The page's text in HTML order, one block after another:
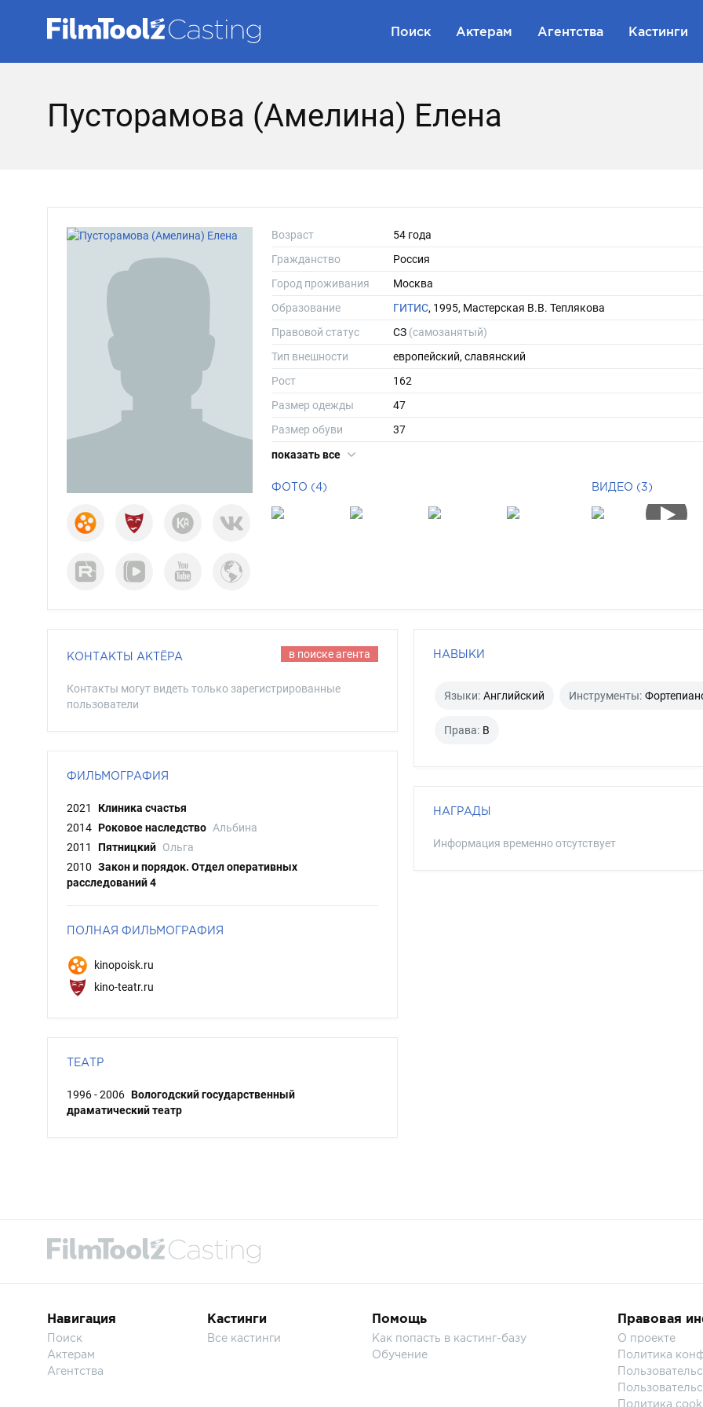
Поиск Актерам Агентства Кастинги
Пусторамова (Амелина) Елена
Возраст
54 года
Гражданство
Россия
Город проживания
Москва
Образование
ГИТИС, 1995, Мастерская В.В. Теплякова
Правовой статус
СЗ (самозанятый)
Тип внешности
европейский, славянский
Рост
162
Размер одежды
47
Размер обуви
37
Длина волос
показать все
ФОТО (4) ВИДЕО (3)
КОНТАКТЫ АКТЁРА в поиске агента
Контакты могут видеть только зарегистрированные
пользователи
ФИЛЬМОГРАФИЯ
2021
Клиника счастья
2014 Роковое наследство Альбина
2011
Пятницкий Ольга
2010 Закон и порядок. Отдел оперативных
расследований 4
ПОЛНАЯ ФИЛЬМОГРАФИЯ
kinopoisk.ru
kino-teatr.ru
ТЕАТР
1996 - 2006 Вологодский государственный
драматический театр
НАВЫКИ
Языки: Английский Инструменты:
Права: B
НАГРАДЫ
Информация временно отсутствует
Навигация
Поиск
Актерам
Агентства
Кастинги
Все кастинги
Помощь
Как попасть в кастинг-базу
Обучение
Правовая
О проекте
Политика
Политика